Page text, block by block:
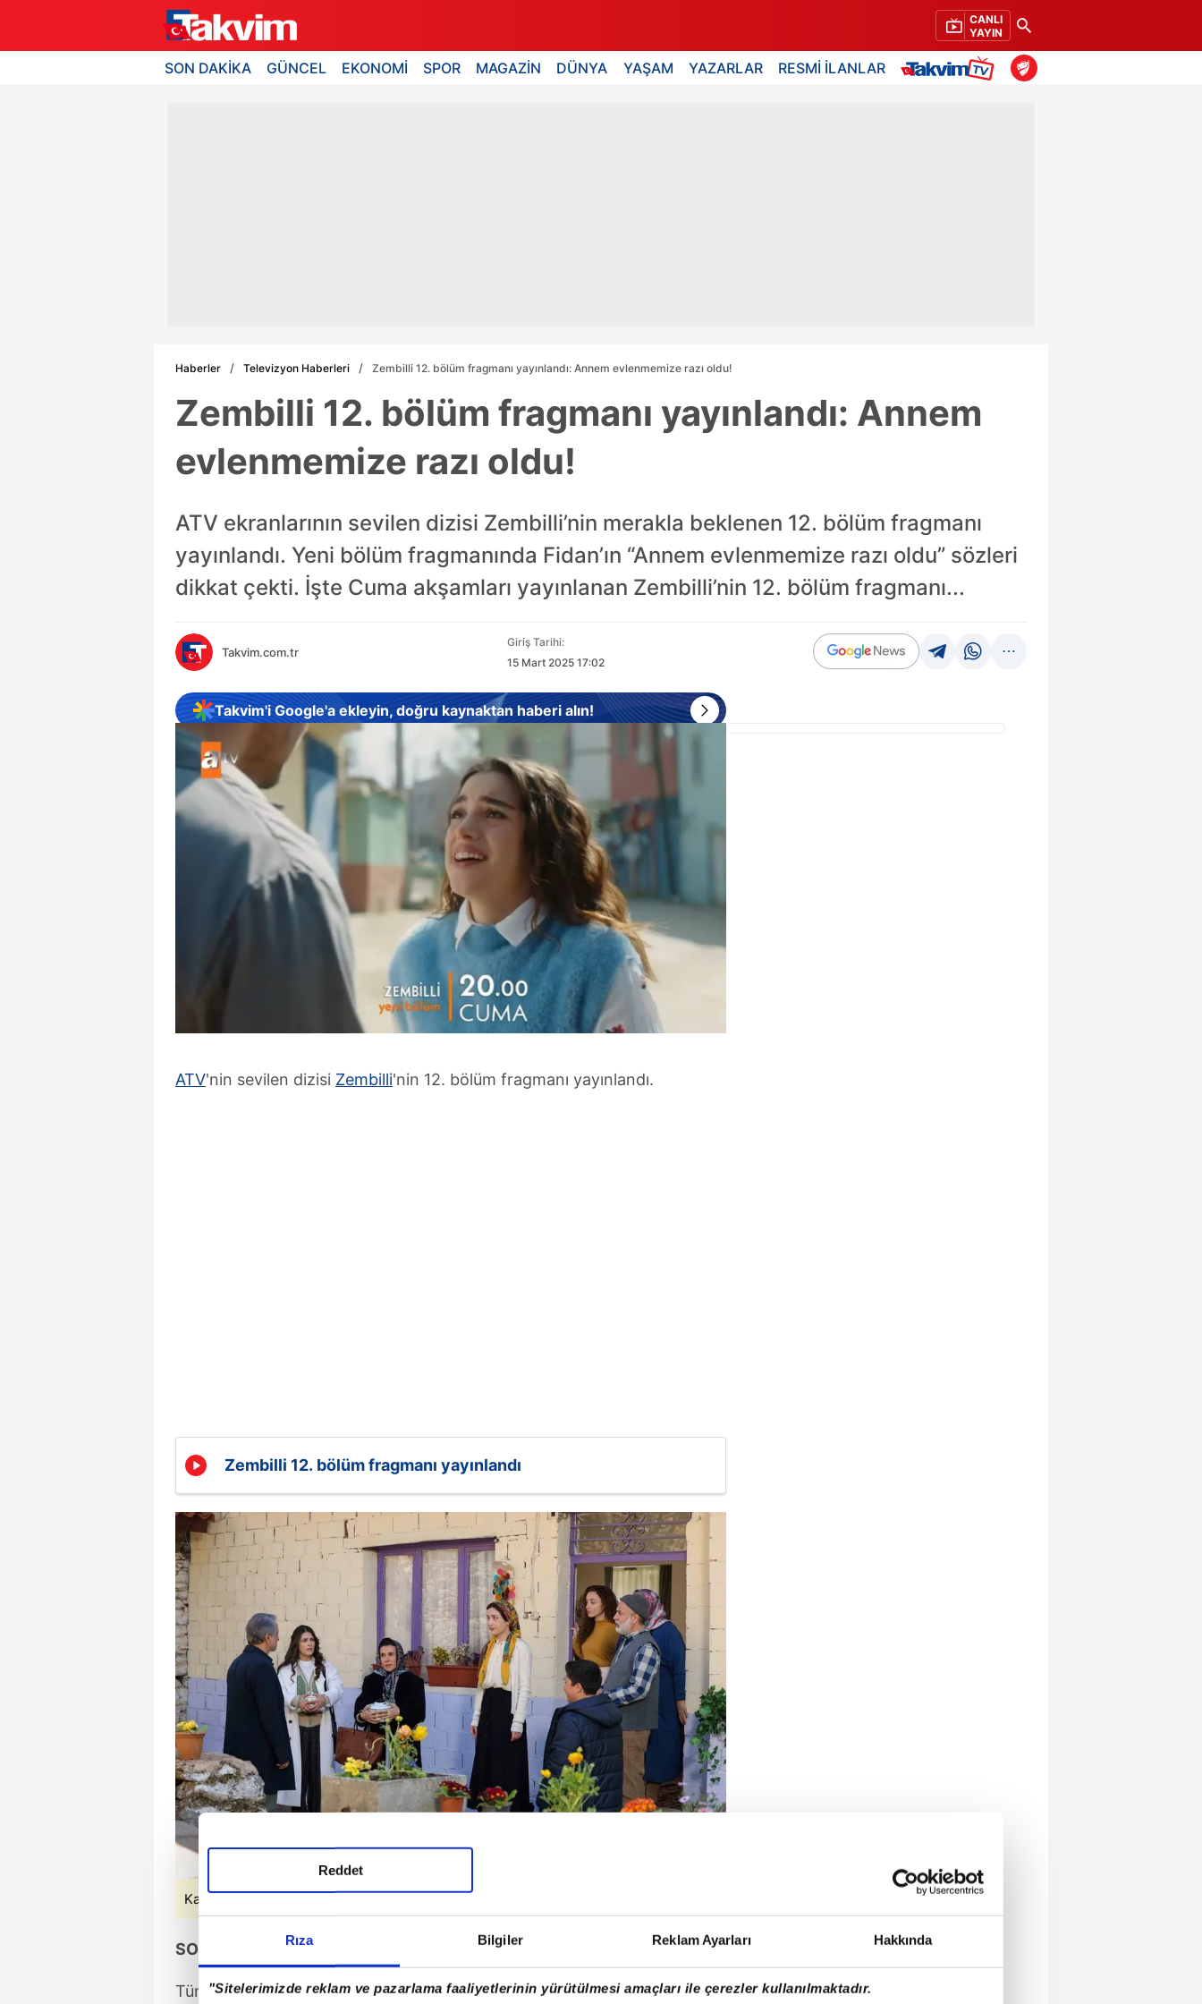
Rıza Bilgiler Reklam Ayarları Hakkında
"Sitelerimizde reklam ve pazarlama faaliyetlerinin yürütülmesi amaçları ile çerezler kullanılmaktadır.
Reddet
CANLI
YAYIN
SON DAKİKA GÜNCEL EKONOMİ SPOR MAGAZİN DÜNYA YAŞAM YAZARLAR RESMİ İLANLAR
Haberler Televizyon Haberleri Zembilli 12. bölüm fragmanı yayınlandı: Annem evlenmemize razı oldu!
Zembilli 12. bölüm fragmanı yayınlandı: Annem
evlenmemize razı oldu!
ATV ekranlarının sevilen dizisi Zembilli’nin merakla beklenen 12. bölüm fragmanı
yayınlandı. Yeni bölüm fragmanında Fidan’ın “Annem evlenmemize razı oldu” sözleri
dikkat çekti. İşte Cuma akşamları yayınlanan Zembilli’nin 12. bölüm fragmanı...
Takvim.com.tr
Giriş Tarihi:
15 Mart 2025 17:02
Takvim'i Google'a ekleyin, doğru kaynaktan haberi alın!
ATV'nin sevilen dizisi Zembilli'nin 12. bölüm fragmanı yayınlandı.
Zembilli 12. bölüm fragmanı yayınlandı
Kaynak: atv
SON BÖLÜMDE NELER OLDU?
Tüm kasabalı el birliğiyle yangını söndürmeye çalışsa da Adem'in dükkânı